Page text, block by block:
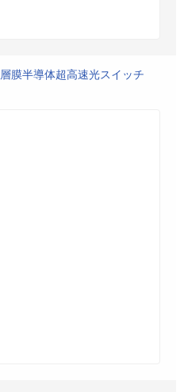
膜半導体超高速光スイッチ